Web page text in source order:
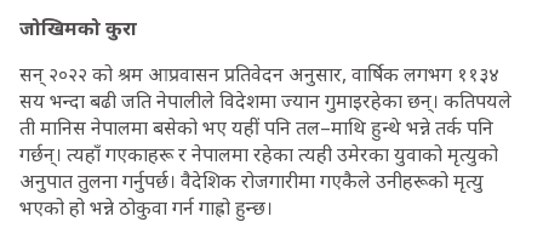
जोखिमको कुरा
सन् २०२२ को श्रम आप्रवासन प्रतिवेदन अनुसार, वार्षिक लगभग ११३४
सय भन्दा बढी जति नेपालीले विदेशमा ज्यान गुमाइरहेका छन्। कतिपयले
ती मानिस नेपालमा बसेको भए यहीं पनि तल–माथि हुन्थे भन्ने तर्क पनि
गर्छन्। त्यहाँ गएकाहरू र नेपालमा रहेका त्यही उमेरका युवाको मृत्युको
अनुपात तुलना गर्नुपर्छ। वैदेशिक रोजगारीमा गएकैले उनीहरूको मृत्यु
भएको हो भन्ने ठोकुवा गर्न गाह्रो हुन्छ।